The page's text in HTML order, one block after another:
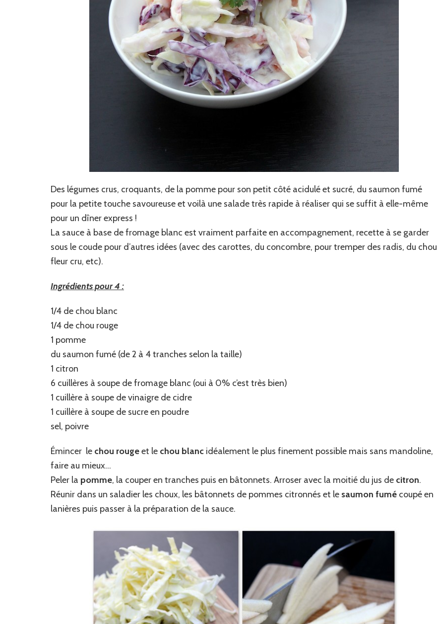
Des légumes crus, croquants, de la pomme pour son petit côté acidulé et sucré, du saumon fumé
pour la petite touche savoureuse et voilà une salade très rapide à réaliser qui se suffit à elle-même
pour un dîner express !
La sauce à base de fromage blanc est vraiment parfaite en accompagnement, recette à se garder
sous le coude pour d’autres idées (avec des carottes, du concombre, pour tremper des radis, du chou
fleur cru, etc).
Ingrédients pour 4 :
1/4 de chou blanc
1/4 de chou rouge
1 pomme
du saumon fumé (de 2 à 4 tranches selon la taille)
1 citron
6 cuillères à soupe de fromage blanc (oui à 0% c’est très bien)
1 cuillère à soupe de vinaigre de cidre
1 cuillère à soupe de sucre en poudre
sel, poivre
Émincer le chou rougeet le chou blanc idéalement le plus finement possible mais sans mandoline,
faire au mieux…
Peler la pomme, la couper en tranches puis en bâtonnets. Arroser avec la moitié du jus de citron.
Réunir dans un saladier les choux, les bâtonnets de pommes citronnés et le saumon fumé coupé en
lanières puis passer à la préparation de la sauce.